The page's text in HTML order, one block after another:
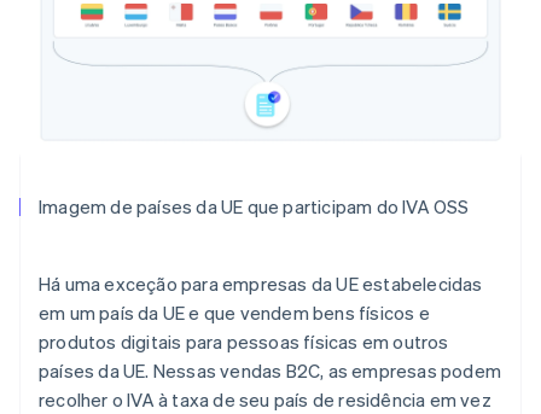
Imagem de países da UE que participam do IVA OSS
Há uma exceção para empresas da UE estabelecidas
em um país da UE e que vendem bens físicos e
produtos digitais para pessoas físicas em outros
países da UE. Nessas vendas B2C, as empresas podem
recolher o IVA à taxa de seu país de residência em vez